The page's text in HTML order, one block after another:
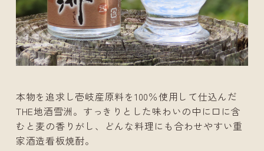
本物を追求し壱岐産原料を100％使用して仕込んだ
THE地酒雪洲。すっきりとした味わいの中に口に含
むと麦の香りがし、どんな料理にも合わせやすい重
家酒造看板焼酎。